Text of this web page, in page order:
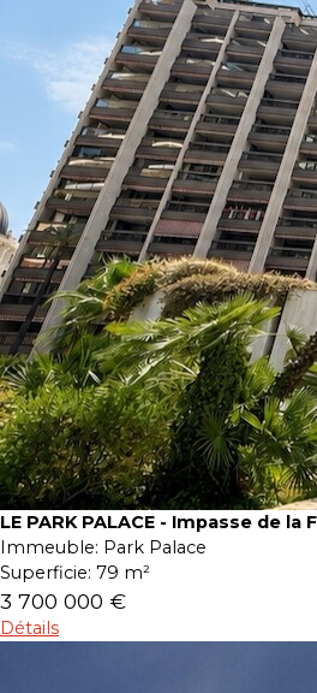
LE PARK PALACE - Impasse de la
Immeuble: Park Palace
Superficie: 79 m²
3 700 000 €
Détails